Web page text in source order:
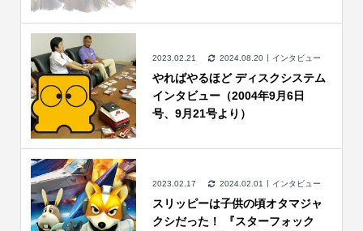
2023.02.21 2024.08.20 インタビュー
やればやるほど ディスクシステム
インタビュー（2004年9月6日
号、9月21号より）
2023.02.17 2024.02.01 インタビュー
スリッピーは子供の頃オタマジャ
クシだった！ 『スターフォック